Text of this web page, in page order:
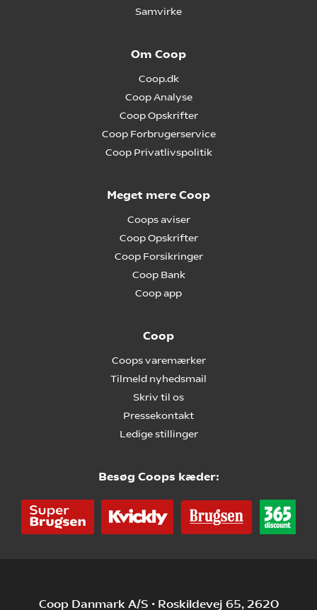
Samvirke
Om Coop
Coop.dk
Coop Analyse
Coop Opskrifter
Coop Forbrugerservice
Coop Privatlivspolitik
Meget mere Coop
Coops aviser
Coop Opskrifter
Coop Forsikringer
Coop Bank
Coop app
Coop
Coops varemærker
Tilmeld nyhedsmail
Skriv til os
Pressekontakt
Ledige stillinger
Besøg Coops kæder:
Coop Danmark A/S • Roskildevej 65, 2620